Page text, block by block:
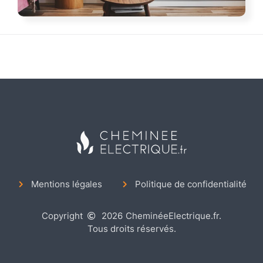
Mentions légales Politique de confidentialité
Copyright 2026 CheminéeElectrique.fr.
Tous droits réservés.